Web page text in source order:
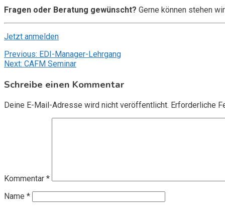
Fragen oder Beratung gewünscht? Gerne können stehen
Jetzt anmelden
Beitragsnavigation
Previous: EDI-Manager-Lehrgang
Next: CAFM Seminar
Schreibe einen Kommentar
Deine E-Mail-Adresse wird nicht veröffentlicht. Erforderliche
Kommentar *
Name *